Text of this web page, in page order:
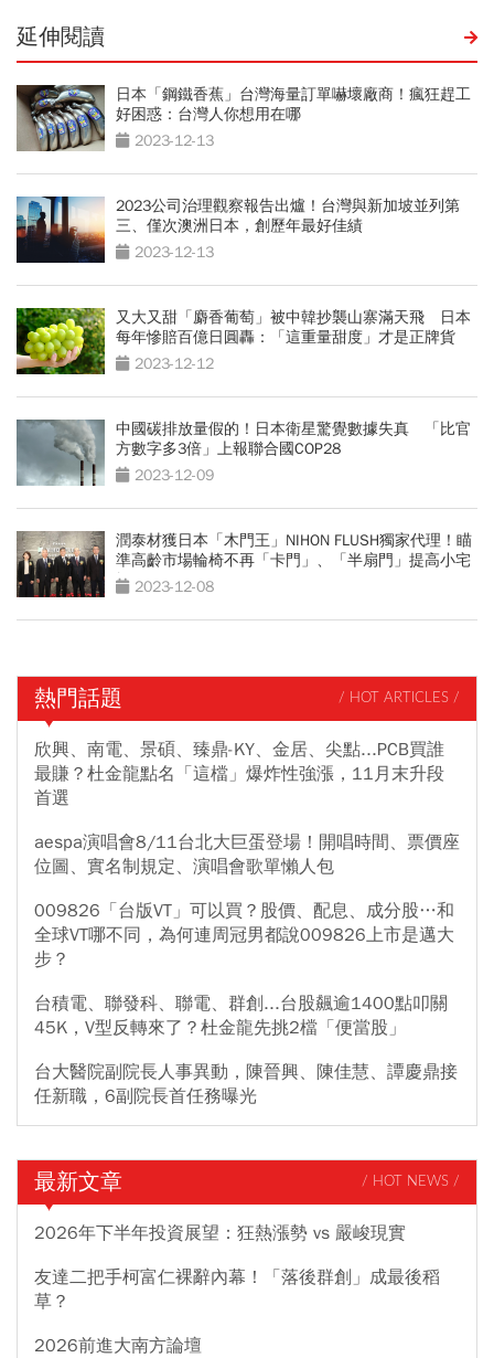
延伸閱讀
日本「鋼鐵香蕉」台灣海量訂單嚇壞廠商！瘋狂趕工
好困惑：台灣人你想用在哪
2023-12-13
2023公司治理觀察報告出爐！台灣與新加坡並列第
三、僅次澳洲日本，創歷年最好佳績
2023-12-13
又大又甜「麝香葡萄」被中韓抄襲山寨滿天飛 日本
每年慘賠百億日圓轟：「這重量甜度」才是正牌貨
2023-12-12
中國碳排放量假的！日本衛星驚覺數據失真 「比官
方數字多3倍」上報聯合國COP28
2023-12-09
潤泰材獲日本「木門王」NIHON FLUSH獨家代理！瞄
準高齡市場輪椅不再「卡門」、「半扇門」提高小宅
坪效2023-12-08
熱門話題 / HOT ARTICLES /
欣興、南電、景碩、臻鼎-KY、金居、尖點...PCB買誰
最賺？杜金龍點名「這檔」爆炸性強漲，11月末升段
首選
aespa演唱會8/11台北大巨蛋登場！開唱時間、票價座
位圖、實名制規定、演唱會歌單懶人包
009826「台版VT」可以買？股價、配息、成分股…和
全球VT哪不同，為何連周冠男都說009826上市是邁大
步？
台積電、聯發科、聯電、群創...台股飆逾1400點叩關
45K，V型反轉來了？杜金龍先挑2檔「便當股」
台大醫院副院長人事異動，陳晉興、陳佳慧、譚慶鼎接
任新職，6副院長首任務曝光
最新文章 / HOT NEWS /
2026年下半年投資展望：狂熱漲勢 vs 嚴峻現實
友達二把手柯富仁裸辭內幕！「落後群創」成最後稻
草？
2026前進大南方論壇